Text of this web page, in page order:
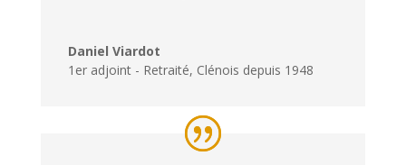
Daniel Viardot
1er adjoint - Retraité, Clénois depuis 1948